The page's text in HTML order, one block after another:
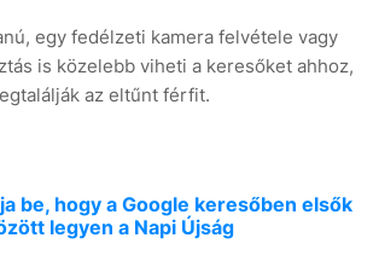
egy fedélzeti kamera felvétele vagy
is közelebb viheti a keresőket ahhoz,
az eltűnt férfit.
be, hogy a Google keresőben elsők
legyen a Napi Újság